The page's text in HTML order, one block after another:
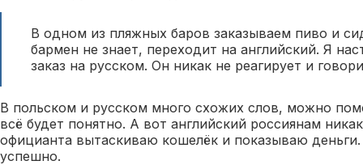
В одном из пляжных баров заказываем пиво и
бармен не знает, переходит на английский. Я
заказ на русском. Он никак не реагирует и
В польском и русском много схожих слов, можно
всё будет понятно. А вот английский россиянам
официанта вытаскиваю кошелёк и показываю деньги.
успешно.